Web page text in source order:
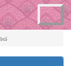
Toggle
navigation
๘